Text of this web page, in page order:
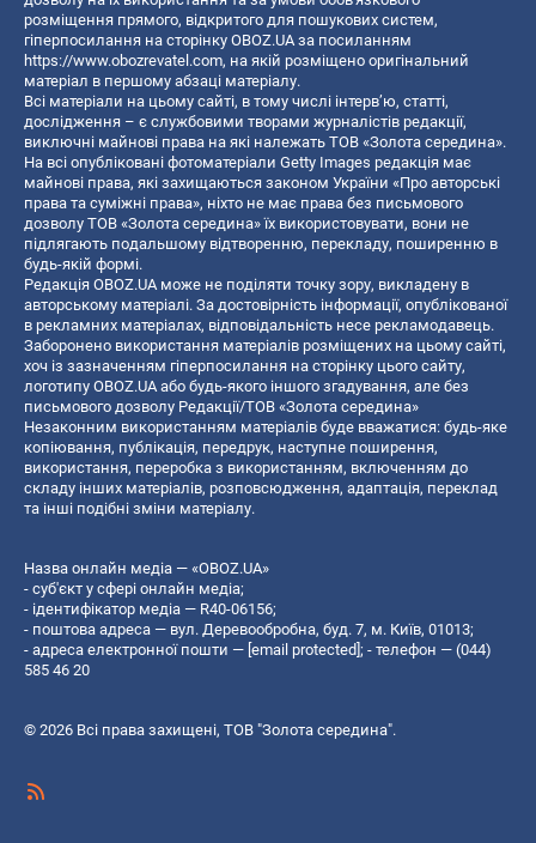
розміщення прямого, відкритого для пошукових систем,
гіперпосилання на сторінку OBOZ.UA за посиланням
https://www.obozrevatel.com, на якій розміщено оригінальний
матеріал в першому абзаці матеріалу.
Всі матеріали на цьому сайті, в тому числі інтерв’ю, статті,
дослідження – є службовими творами журналістів редакції,
виключні майнові права на які належать ТОВ «Золота середина».
На всі опубліковані фотоматеріали Getty Images редакція має
майнові права, які захищаються законом України «Про авторські
права та суміжні права», ніхто не має права без письмового
дозволу ТОВ «Золота середина» їх використовувати, вони не
підлягають подальшому відтворенню, перекладу, поширенню в
будь-якій формі.
Редакція OBOZ.UA може не поділяти точку зору, викладену в
авторському матеріалі. За достовірність інформації, опублікованої
в рекламних матеріалах, відповідальність несе рекламодавець.
Заборонено використання матеріалів розміщених на цьому сайті,
хоч із зазначенням гіперпосилання на сторінку цього сайту,
логотипу OBOZ.UA або будь-якого іншого згадування, але без
письмового дозволу Редакції/ТОВ «Золота середина»
Незаконним використанням матеріалів буде вважатися: будь-яке
копiювання, публiкацiя, передрук, наступне поширення,
використання, переробка з використанням, включенням до
складу інших матеріалів, розповсюдження, адаптація, переклад
та інші подібні зміни матеріалу.
Назва онлайн медіа — «OBOZ.UA»
- суб'єкт у сфері онлайн медіа;
- ідентифікатор медіа — R40-06156;
- поштова адреса — вул. Деревообробна, буд. 7, м. Київ, 01013;
- адреса електронної пошти — [email protected]; - телефон — (044)
585 46 20
© 2026 Всі права захищені, ТОВ "Золота середина".